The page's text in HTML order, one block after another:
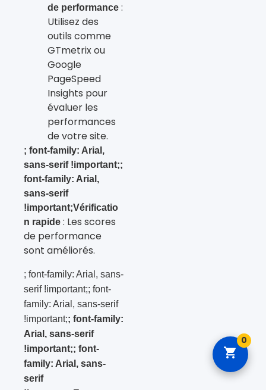
de performance :
Utilisez des
outils comme
GTmetrix ou
Google
PageSpeed
Insights pour
évaluer les
performances
de votre site.
; font-family: Arial,
sans-serif !important;;
font-family: Arial,
sans-serif
!important;Vérificatio
n rapide : Les scores
de performance
sont améliorés.
; font-family: Arial, sans-
serif !important;; font-
family: Arial, sans-serif
!important;; font-family:
Arial, sans-serif
!important;; font-
family: Arial, sans-
serif
0